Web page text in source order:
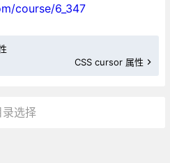
course/6_347
CSS cursor 属性
录选择